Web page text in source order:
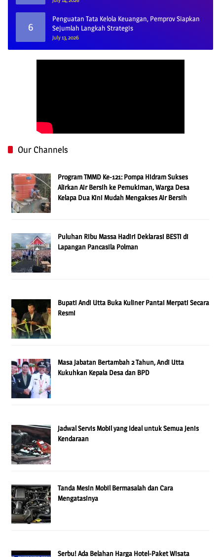
6
Penguatan Tata Kelola Keuangan, Pemprov Siapkan
Sejumlah Langkah Strategis
July 13, 2026
Our Channels
Program TMMD Ke-121: Pompa Hidram Sukses
Alirkan Air Bersih ke Pemukiman, Warga Desa
Kelapa Dua Kini Mudah Mengakses Air Bersih
Puluhan Ribu Massa Hadiri Deklarasi BESTi di
Lapangan Pancasila Polman
Bupati Andi Utta Buka Kuliner Pantai Merpati Secara
Resmi
Masa Jabatan Bertambah 2 Tahun, Andi Utta
Kukuhkan Kepala Desa dan BPD
Jadwal Servis Mobil yang Ideal untuk Semua Jenis
Kendaraan
Tanda Mesin Mobil Bermasalah dan Cara
Mengatasinya
Serbu! Ada Belahan Harga Hotel-Paket Wisata